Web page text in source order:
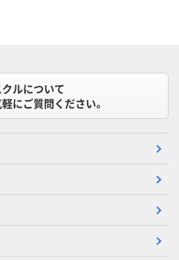
ルについて
にご質問ください。